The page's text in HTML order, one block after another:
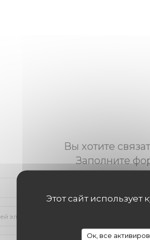
Этот сайт
Ок, все
Вы хотите
Заполните